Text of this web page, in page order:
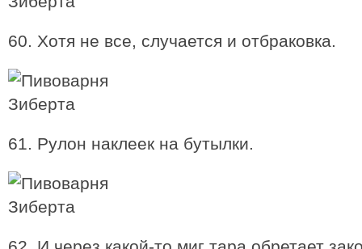
60. Хотя не все, случается и отбраковка.
61. Рулон наклеек на бутылки.